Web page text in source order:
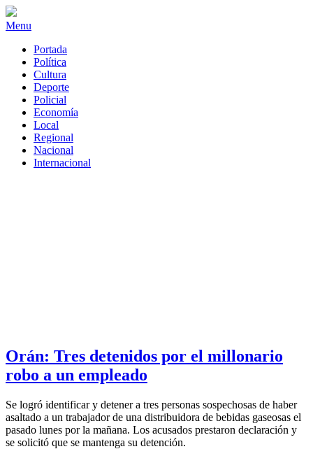
Menu
Portada
Política
Cultura
Deporte
Policial
Economía
Local
Regional
Nacional
Internacional
Orán: Tres detenidos por el millonario
robo a un empleado
Se logró identificar y detener a tres personas sospechosas de haber
asaltado a un trabajador de una distribuidora de bebidas gaseosas el
pasado lunes por la mañana. Los acusados prestaron declaración y
se solicitó que se mantenga su detención.